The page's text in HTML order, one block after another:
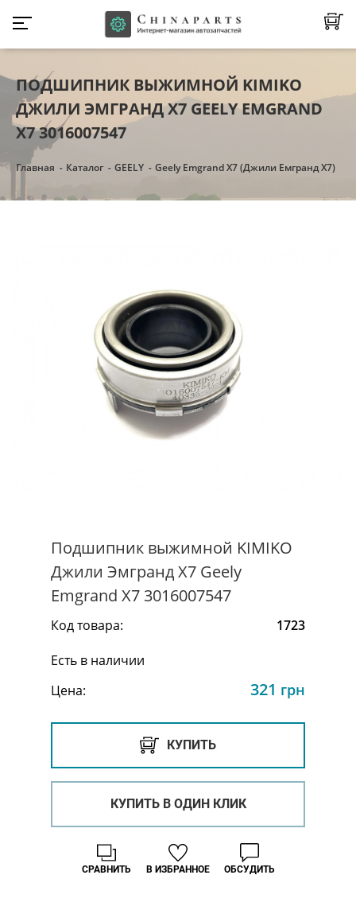
ПОДШИПНИК ВЫЖИМНОЙ KIMIKO
ДЖИЛИ ЭМГРАНД Х7 GEELY EMGRAND
X7 3016007547
Главная Каталог GEELY Geely Emgrand X7 (Джили Емгранд Х7)
Подшипник выжимной KIMIKO
Джили Эмгранд Х7 Geely
Emgrand X7 3016007547
Код товара:
1723
Есть в наличии
Цена:
321 грн
КУПИТЬ
КУПИТЬ В ОДИН КЛИК
В ИЗБРАННОЕ
СРАВНИТЬ ОБСУДИТЬ